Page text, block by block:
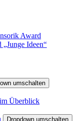
Award
Ideen“
umschalten
Überblick
Dropdown umschalten